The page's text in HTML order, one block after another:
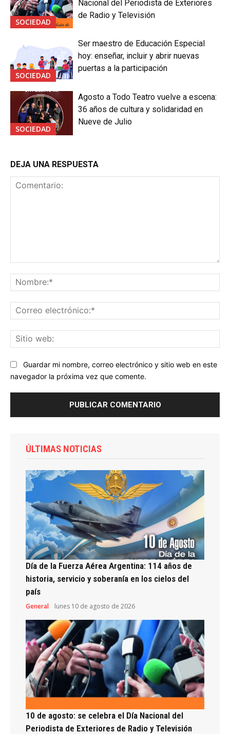
SOCIEDAD
Nacional del Periodista de Exteriores
de Radio y Televisión
SOCIEDAD
Ser maestro de Educación Especial
hoy: enseñar, incluir y abrir nuevas
puertas a la participación
SOCIEDAD
Agosto a Todo Teatro vuelve a escena:
36 años de cultura y solidaridad en
Nueve de Julio
DEJA UNA RESPUESTA
Guardar mi nombre, correo electrónico y sitio web en este
navegador la próxima vez que comente.
ÚLTIMAS NOTICIAS
Día de la Fuerza Aérea Argentina: 114 años de
historia, servicio y soberanía en los cielos del
país
General lunes 10 de agosto de 2026
10 de agosto: se celebra el Día Nacional del
Periodista de Exteriores de Radio y Televisión